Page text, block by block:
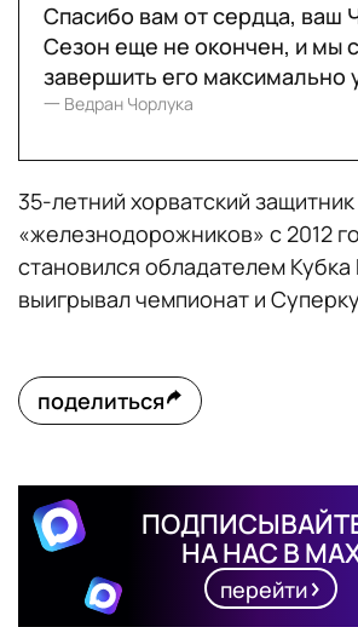
Спасибо вам от сердца, ваш
Сезон еще не окончен, и мы
завершить его максимально
一 Ведран Чорлука
35-летний хорватский
«железнодорожников» с 2012
становился обладателем Кубка
выигрывал чемпионат и
поделиться
НА НАС В
перейти